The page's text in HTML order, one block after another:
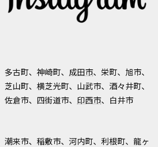
多古町、神崎町、 成田市、栄町、旭市、
芝山町、横芝光町、山武市、酒々井町、
倉市、四街道市、 印西市、白井市
潮来市、稲敷市、河内町、利根町、龍ヶ